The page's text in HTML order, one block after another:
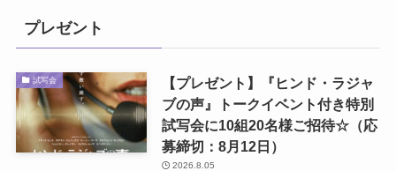
プレゼント
試写会
【プレゼント】『ヒンド・ラジャ
ブの声』トークイベント付き特別
試写会に10組20名様ご招待☆（応
募締切：8月12日）
2026.8.05